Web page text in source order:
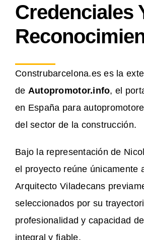
Credenciales
Construbarcelona.es es la
de Autopromotor.info, el
en España para
del sector de la construcción.
Bajo la representación de
el proyecto reúne únicamente
Arquitecto Viladecans
seleccionados por su
profesionalidad y capacidad
integral y fiable.